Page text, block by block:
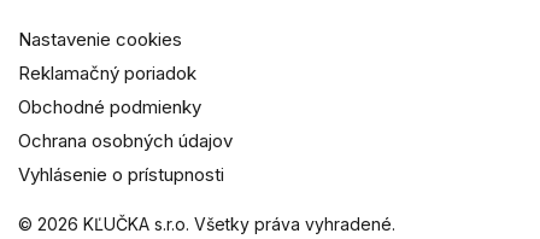
© 2026 KĽUČKA s.r.o. Všetky práva vyhradené.
Nastavenie cookies
Reklamačný poriadok
Obchodné podmienky
Ochrana osobných údajov
Vyhlásenie o prístupnosti